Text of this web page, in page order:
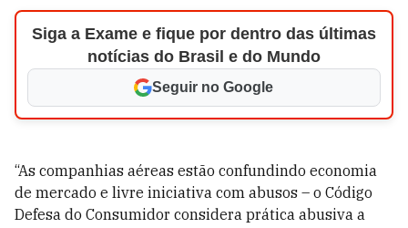
Siga a Exame e fique por dentro das últimas
notícias do Brasil e do Mundo
Seguir no Google
“As companhias aéreas estão confundindo economia
de mercado e livre iniciativa com abusos – o Código
Defesa do Consumidor considera prática abusiva a